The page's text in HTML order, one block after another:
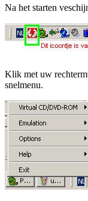
Na het starten
Klik met uw
snelmenu.